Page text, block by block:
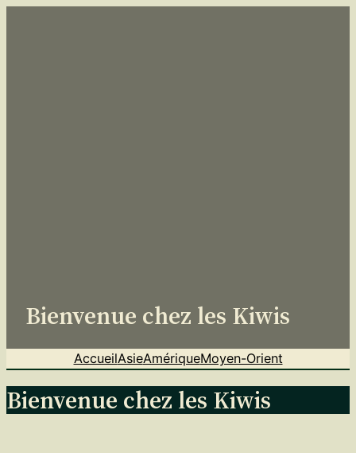
Bienvenue chez les Kiwis
AccueilAsieAmériqueMoyen-Orient
Bienvenue chez les Kiwis